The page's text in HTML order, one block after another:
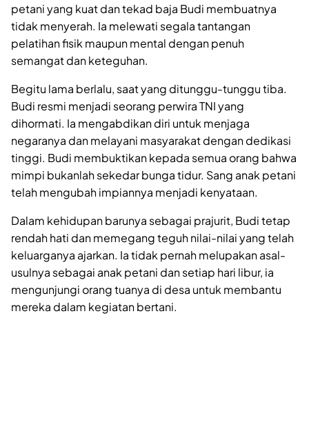
petani yang kuat dan tekad baja Budi membuatnya
tidak menyerah. Ia melewati segala tantangan
pelatihan fisik maupun mental dengan penuh
semangat dan keteguhan.
Begitu lama berlalu, saat yang ditunggu-tunggu tiba.
Budi resmi menjadi seorang perwira TNI yang
dihormati. Ia mengabdikan diri untuk menjaga
negaranya dan melayani masyarakat dengan dedikasi
tinggi. Budi membuktikan kepada semua orang bahwa
mimpi bukanlah sekedar bunga tidur. Sang anak petani
telah mengubah impiannya menjadi kenyataan.
Dalam kehidupan barunya sebagai prajurit, Budi tetap
rendah hati dan memegang teguh nilai-nilai yang telah
keluarganya ajarkan. Ia tidak pernah melupakan asal-
usulnya sebagai anak petani dan setiap hari libur, ia
mengunjungi orang tuanya di desa untuk membantu
mereka dalam kegiatan bertani.